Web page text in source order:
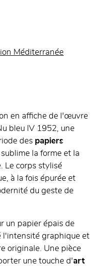
Méditerranée
en affiche de l'œuvre
bleu IV 1952, une
des papiers
la forme et la
Le corps stylisé
à la fois épurée et
du geste de
un papier épais de
l'intensité graphique et
originale. Une pièce
une touche d'art